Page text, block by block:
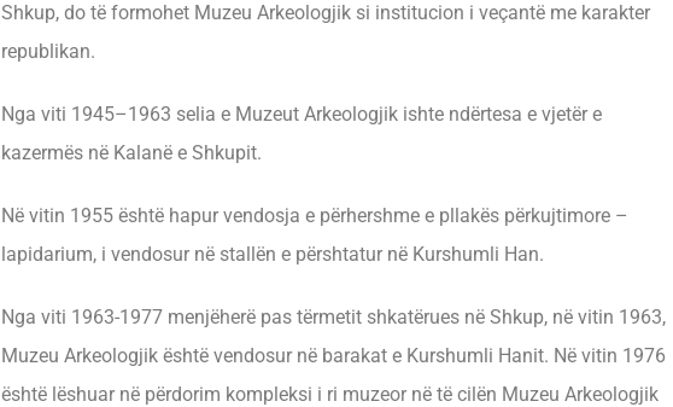
Shkup, do të formohet Muzeu Arkeologjik si institucion i veçantë me karakter
republikan.
Nga viti 1945–1963 selia e Muzeut Arkeologjik ishte ndërtesa e vjetër e
kazermës në Kalanë e Shkupit.
Në vitin 1955 është hapur vendosja e përhershme e pllakës përkujtimore –
lapidarium, i vendosur në stallën e përshtatur në Kurshumli Han.
Nga viti 1963-1977 menjëherë pas tërmetit shkatërues në Shkup, në vitin 1963,
Muzeu Arkeologjik është vendosur në barakat e Kurshumli Hanit. Në vitin 1976
është lëshuar në përdorim kompleksi i ri muzeor në të cilën Muzeu Arkeologjik